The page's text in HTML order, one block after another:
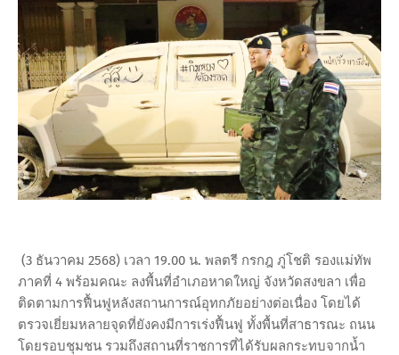
(3 ธันวาคม 2568) เวลา 19.00 น. พลตรี กรกฎ ภู่โชติ รองแม่ทัพ
ภาคที่ 4 พร้อมคณะ ลงพื้นที่อำเภอหาดใหญ่ จังหวัดสงขลา เพื่อ
ติดตามการฟื้นฟูหลังสถานการณ์อุทกภัยอย่างต่อเนื่อง โดยได้
ตรวจเยี่ยมหลายจุดที่ยังคงมีการเร่งฟื้นฟู ทั้งพื้นที่สาธารณะ ถนน
โดยรอบชุมชน รวมถึงสถานที่ราชการที่ได้รับผลกระทบจากน้ำ